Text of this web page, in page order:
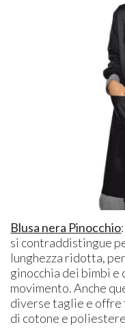
Blusa nera Pinocchio
si contraddistingue
lunghezza ridotta,
ginocchia dei bimbi e
movimento. Anche
diverse taglie e
di cotone e